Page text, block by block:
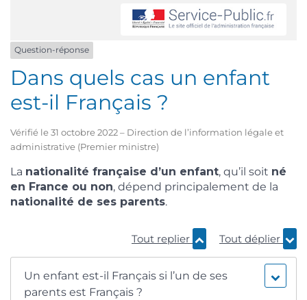
Question-réponse
Dans quels cas un enfant
est-il Français ?
Vérifié le 31 octobre 2022 – Direction de l’information légale et
administrative (Premier ministre)
La nationalité française d’un enfant, qu’il soit né
en France ou non, dépend principalement de la
nationalité de ses parents.
Tout replier Tout déplier
Un enfant est-il Français si l’un de ses
parents est Français ?